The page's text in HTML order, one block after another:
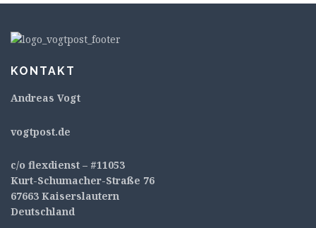
KONTAKT
Andreas Vogt
vogtpost.de
c/o flexdienst – #11053
Kurt-Schumacher-Straße 76
67663 Kaiserslautern
Deutschland